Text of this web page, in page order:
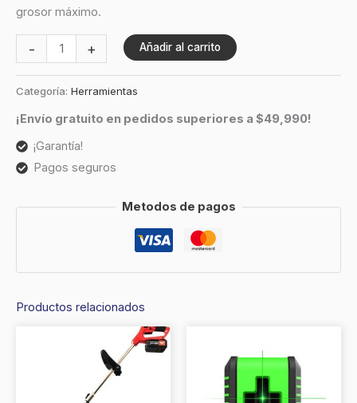
grosor máximo.
- + Añadir al carrito
Categoría: Herramientas
¡Envío gratuito en pedidos superiores a $49,990!
¡Garantía!
Pagos seguros
Metodos de pagos
Productos relacionados